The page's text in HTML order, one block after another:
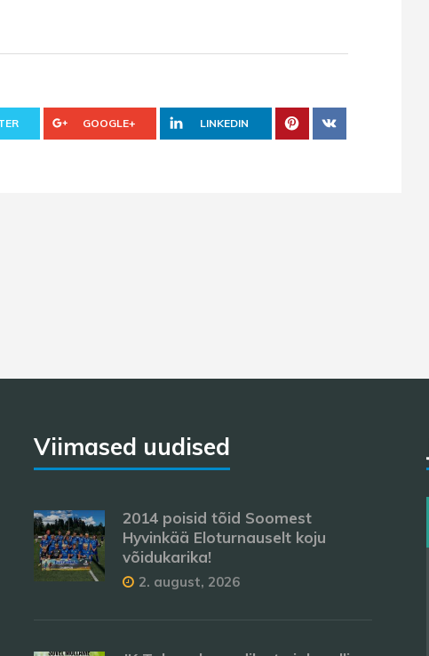
GOOGLE+ LINKEDIN
Viimased uudised
2014 poisid tõid Soomest
Hyvinkää Eloturnauselt koju
võidukarika!
2. august, 2026